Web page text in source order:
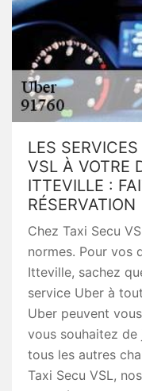
LES
VSL À VOTRE
ITTEVILLE :
RÉSERVATION
Chez Taxi Secu
normes. Pour vos
Itteville, sachez
service Uber à
Uber peuvent
vous souhaitez
tous les autres
Taxi Secu VSL,